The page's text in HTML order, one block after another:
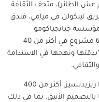
الطائر)، متحف الثقافة
"إم+" في هونغ كونغ، 1111 طريق لينكولن في ميامي، فندق
جيانجياكومو
فيلترينيلي في ميلانو. مع أكثر من 600 مشروع في أكثر من 40
ونهجها في الاستدامة
.
سيضم مشروع ميريد القادم، ريفييرا ريزيدنسيز، أكثر من 400
بالتصميم الأنيق، بما في ذلك